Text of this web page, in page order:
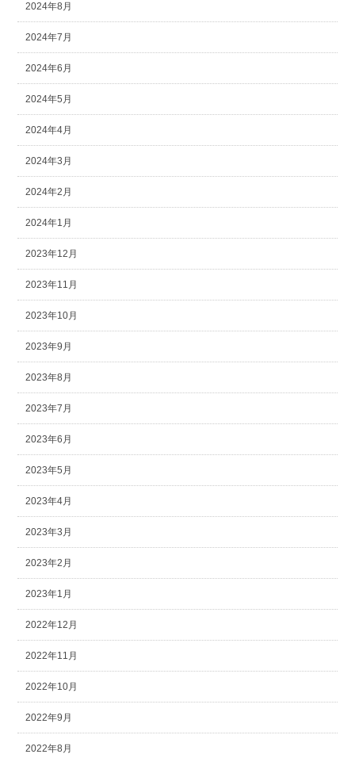
2024年8月
2024年7月
2024年6月
2024年5月
2024年4月
2024年3月
2024年2月
2024年1月
2023年12月
2023年11月
2023年10月
2023年9月
2023年8月
2023年7月
2023年6月
2023年5月
2023年4月
2023年3月
2023年2月
2023年1月
2022年12月
2022年11月
2022年10月
2022年9月
2022年8月